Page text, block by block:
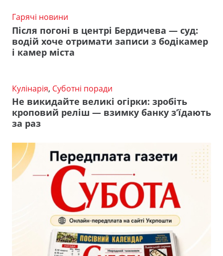
Гарячі новини
Після погоні в центрі Бердичева — суд:
водій хоче отримати записи з бодікамер
і камер міста
Кулінарія, Суботні поради
Не викидайте великі огірки: зробіть
кроповий реліш — взимку банку з’їдають
за раз